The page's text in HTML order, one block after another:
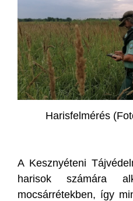
Harisfelmérés
A Kesznyéteni
harisok számára
mocsárrétekben, így